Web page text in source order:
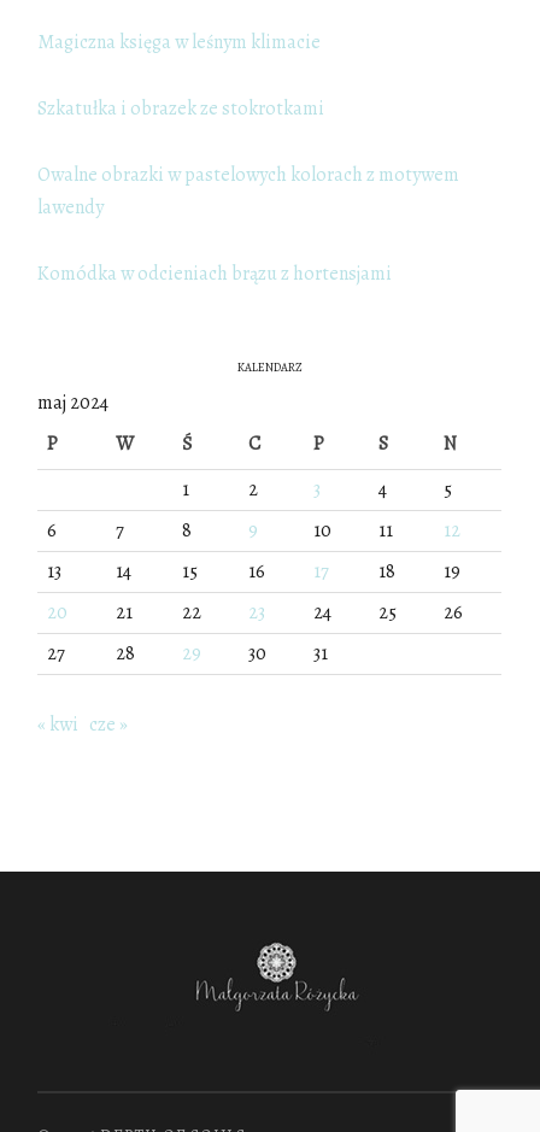
Magiczna księga w leśnym klimacie
Szkatułka i obrazek ze stokrotkami
Owalne obrazki w pastelowych kolorach z motywem
lawendy
Komódka w odcieniach brązu z hortensjami
KALENDARZ
maj 2024
P
W Ś C P S
N
1
2 3 4
5
6
7 8 9 10 11
12
13
14 15 16 17 18
19
20
21 22 23 24 25
26
27
28 29 30 31
« kwi cze »